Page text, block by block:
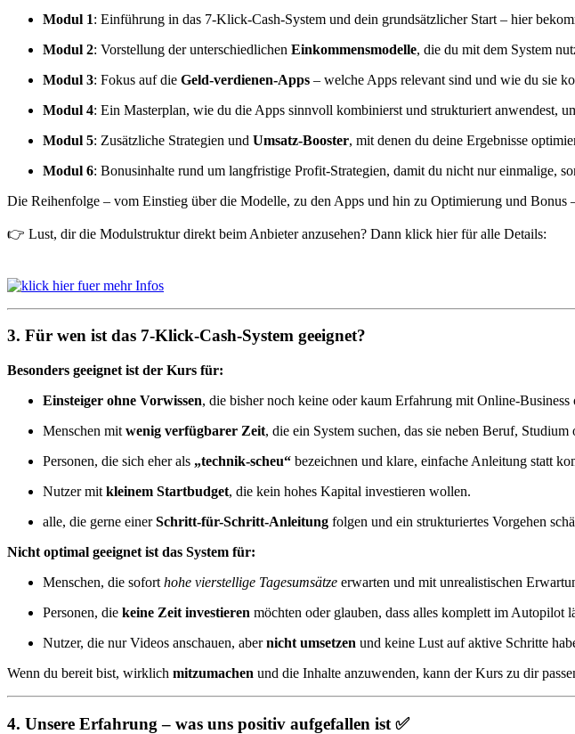
Modul 1: Einführung in das 7-Klick-Cash-System und dein grundsätzlicher Start – hier
Modul 2: Vorstellung der unterschiedlichen Einkommensmodelle, die du mit dem System
Modul 3: Fokus auf die Geld-verdienen-Apps – welche Apps relevant sind und wie du sie
Modul 4: Ein Masterplan, wie du die Apps sinnvoll kombinierst und strukturiert anwendest,
Modul 5: Zusätzliche Strategien und Umsatz-Booster, mit denen du deine Ergebnisse
Modul 6: Bonusinhalte rund um langfristige Profit-Strategien, damit du nicht nur einmalige,
Die Reihenfolge – vom Einstieg über die Modelle, zu den Apps und hin zu Optimierung und Bonus
👉 Lust, dir die Modulstruktur direkt beim Anbieter anzusehen? Dann klick hier für alle Details:
3. Für wen ist das 7-Klick-Cash-System geeignet?
Besonders geeignet ist der Kurs für:
Einsteiger ohne Vorwissen, die bisher noch keine oder kaum Erfahrung mit Online-
Menschen mit wenig verfügbarer Zeit, die ein System suchen, das sie neben Beruf,
Personen, die sich eher als „technik-scheu“ bezeichnen und klare, einfache Anleitung statt
Nutzer mit kleinem Startbudget, die kein hohes Kapital investieren wollen.
alle, die gerne einerSchritt-für-Schritt-Anleitung folgen und ein strukturiertes Vorgehen
Nicht optimal geeignet ist das System für:
Menschen, die sofort hohe vierstellige Tagesumsätze erwarten und mit unrealistischen
Personen, die keine Zeit investieren möchten oder glauben, dass alles komplett im Autopilot
Nutzer, die nur Videos anschauen, abernicht umsetzen und keine Lust auf aktive Schritte
Wenn du bereit bist, wirklich mitzumachen und die Inhalte anzuwenden, kann der Kurs zu dir
4. Unsere Erfahrung – was uns positiv aufgefallen ist ✅